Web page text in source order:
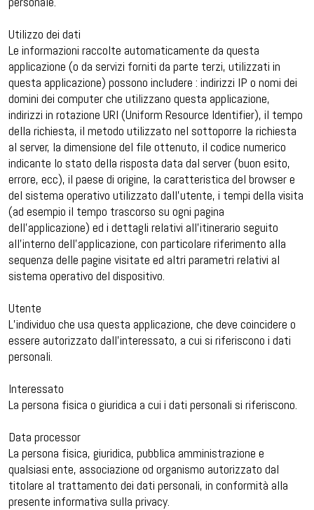
Utilizzo dei dati
Le informazioni raccolte automaticamente da questa
applicazione (o da servizi forniti da parte terzi, utilizzati in
questa applicazione) possono includere : indirizzi IP o nomi dei
domini dei computer che utilizzano questa applicazione,
indirizzi in rotazione URI (Uniform Resource Identifier), il tempo
della richiesta, il metodo utilizzato nel sottoporre la richiesta
al server, la dimensione del file ottenuto, il codice numerico
indicante lo stato della risposta data dal server (buon esito,
errore, ecc), il paese di origine, la caratteristica del browser e
del sistema operativo utilizzato dall’utente, i tempi della visita
(ad esempio il tempo trascorso su ogni pagina
dell’applicazione) ed i dettagli relativi all’itinerario seguito
all’interno dell’applicazione, con particolare riferimento alla
sequenza delle pagine visitate ed altri parametri relativi al
sistema operativo del dispositivo.
Utente
L’individuo che usa questa applicazione, che deve coincidere o
essere autorizzato dall’interessato, a cui si riferiscono i dati
personali.
Interessato
La persona fisica o giuridica a cui i dati personali si riferiscono.
Data processor
La persona fisica, giuridica, pubblica amministrazione e
qualsiasi ente, associazione od organismo autorizzato dal
titolare al trattamento dei dati personali, in conformità alla
presente informativa sulla privacy.